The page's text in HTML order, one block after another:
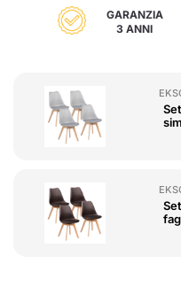
GARANZIA
3 ANNI